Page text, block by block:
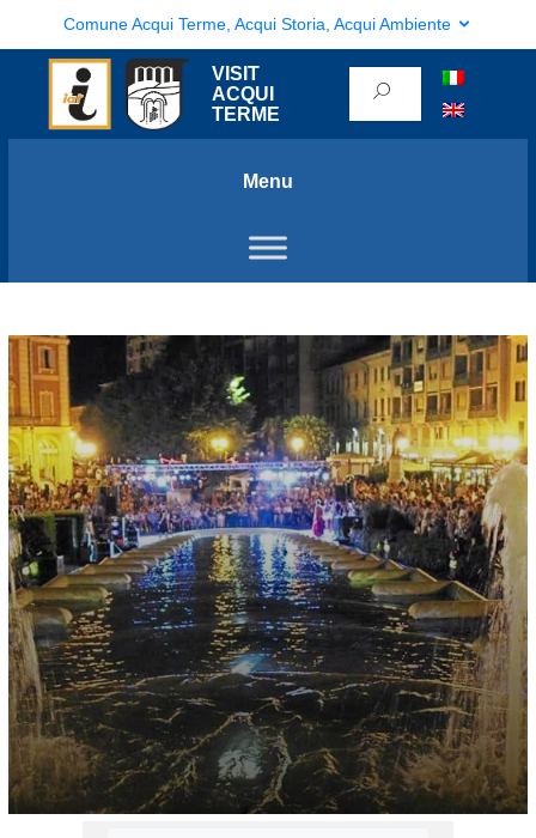
Comune Acqui Terme, Acqui Storia, Acqui Ambiente
VISIT
ACQUI
TERME
Menu